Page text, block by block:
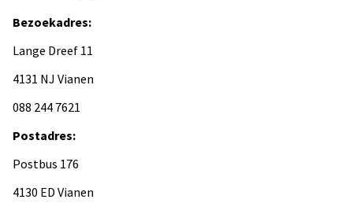
Bezoekadres:
Lange Dreef 11
4131 NJ Vianen
088 244 7621
Postadres:
Postbus 176
4130 ED Vianen